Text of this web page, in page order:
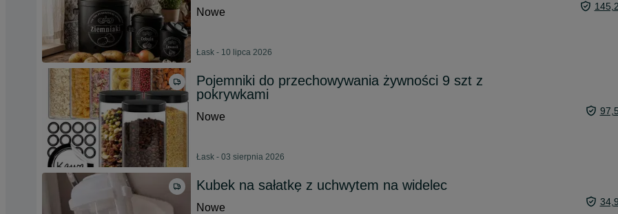
Nowe
Łask - 10 lipca 2026
Pojemniki do przechowywania żywności 9 szt z
pokrywkami
Nowe
Łask - 03 sierpnia 2026
Kubek na sałatkę z uchwytem na widelec
Nowe